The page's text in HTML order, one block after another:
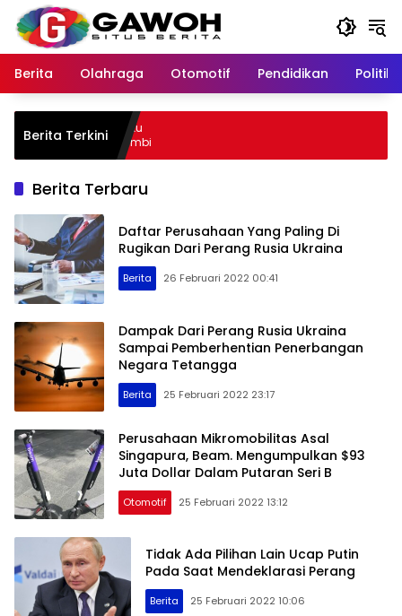
Langsung
konten
Berita
Olahraga Otomotif Pendidikan Politik
Berita Terkini
Tangkap Pelaku
Kabur ke Jambi
Berita Terbaru
Daftar Perusahaan Yang Paling Di
Rugikan Dari Perang Rusia Ukraina
Berita 26 Februari 2022 00:41
Dampak Dari Perang Rusia Ukraina
Sampai Pemberhentian Penerbangan
Negara Tetangga
Berita 25 Februari 2022 23:17
Perusahaan Mikromobilitas Asal
Singapura, Beam. Mengumpulkan $93
Juta Dollar Dalam Putaran Seri B
Otomotif 25 Februari 2022 13:12
Gawoh.com
– Informasi
Berita
Terkini
Lampung
dan
Indonesia
Tidak Ada Pilihan Lain Ucap Putin
Pada Saat Mendeklarasi Perang
Berita 25 Februari 2022 10:06